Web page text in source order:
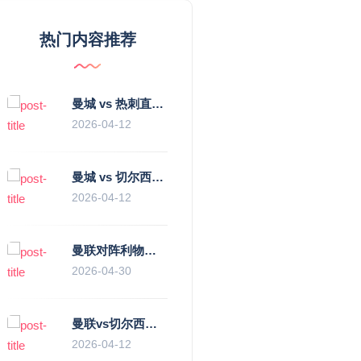
热门内容推荐
曼城 vs 热刺直播：瓜迪奥拉的“无锋阵”是天才设计还是自废武功？
2026-04-12
曼城 vs 切尔西直播复盘：瓜帅的“伪九”陷阱，如何绞杀蓝军的“三中卫”？
2026-04-12
曼联对阵利物浦，老特拉福德的红色心跳与蓝色暗涌
2026-04-30
曼联vs切尔西直播复盘：滕哈赫的“伪高位”与波切蒂诺的“无锋阵”，谁更拧巴？
2026-04-12